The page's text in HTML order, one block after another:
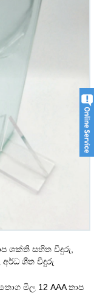
ශක්ති සහිත වීදුරු,
අර්ධ ශීත වීදුරු
මිල 12 AAA තාප